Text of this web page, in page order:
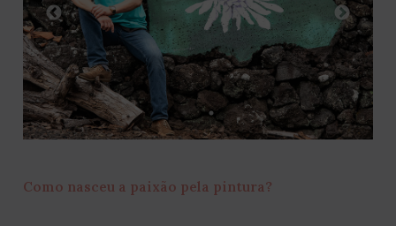
Como nasceu a paixão pela pintura?